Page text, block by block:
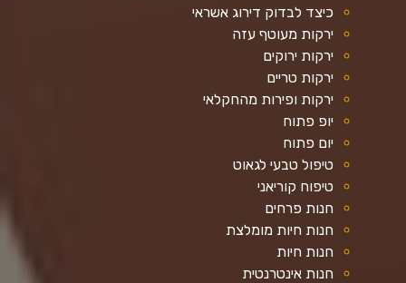
כיצד לבדוק דירוג אשראי
ירקות מעוטף עזה
ירקות ירוקים
ירקות טריים
ירקות ופירות מהחקלאי
יופ פתוח
יום פתוח
טיפול טבעי לגאוט
טיפוח קוריאני
חנות פרחים
חנות חיות מומלצת
חנות חיות
חנות אינטרנטית